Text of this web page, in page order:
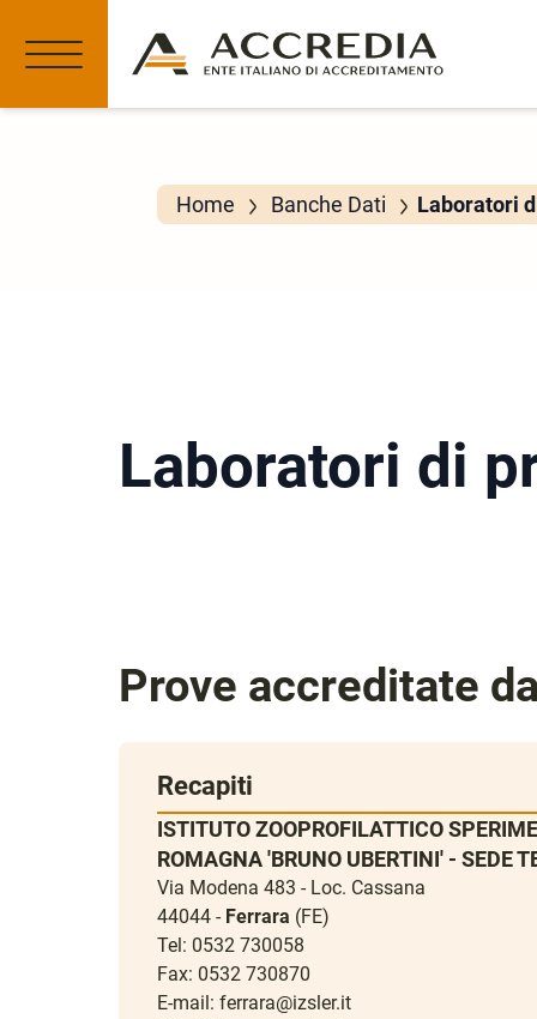
Home Banche Dati Laboratori
Laboratori di
Prove accreditate
Recapiti
ISTITUTO ZOOPROFILATTICO
ROMAGNA 'BRUNO UBERTINI' - SEDE
Via Modena 483 - Loc. Cassana
44044 - Ferrara (FE)
Tel: 0532 730058
Fax: 0532 730870
E-mail: ferrara@izsler.it